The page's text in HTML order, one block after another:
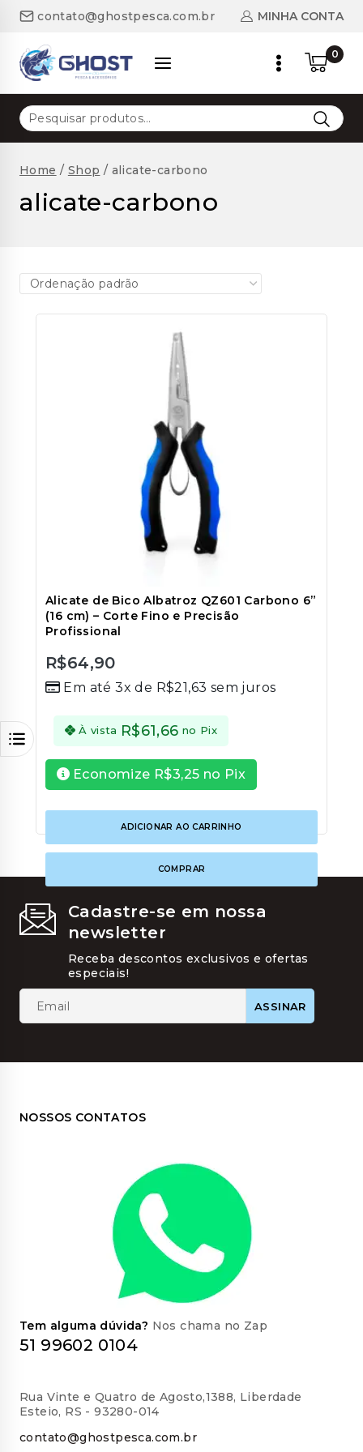
contato@ghostpesca.com.br MINHA CONTA
0
Pesquisar
por:
Home / Shop / alicate-carbono
alicate-carbono
Alicate de Bico Albatroz QZ601 Carbono 6”
(16 cm) – Corte Fino e Precisão
Profissional
out
R$64,90
Em até 3x de R$21,63 sem juros
À vista R$61,66 no Pix
Economize R$3,25 no Pix
ADICIONAR AO CARRINHO
COMPRAR
Cadastre-se em nossa
newsletter
Receba descontos exclusivos e ofertas
especiais!
NOSSOS CONTATOS
Tem alguma dúvida? Nos chama no Zap
51 99602 0104
Rua Vinte e Quatro de Agosto,1388, Liberdade
Esteio, RS - 93280-014
contato@ghostpesca.com.br